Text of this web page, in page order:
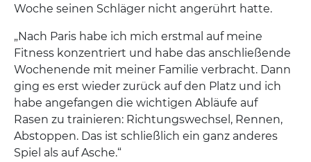
Woche seinen Schläger nicht angerührt hatte.
„Nach Paris habe ich mich erstmal auf meine
Fitness konzentriert und habe das anschließende
Wochenende mit meiner Familie verbracht. Dann
ging es erst wieder zurück auf den Platz und ich
habe angefangen die wichtigen Abläufe auf
Rasen zu trainieren: Richtungswechsel, Rennen,
Abstoppen. Das ist schließlich ein ganz anderes
Spiel als auf Asche.“